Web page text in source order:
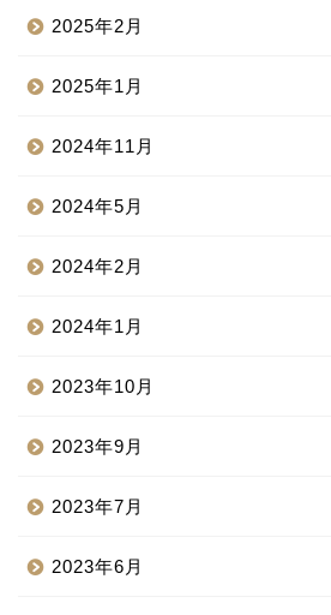
2025年2月
2025年1月
2024年11月
2024年5月
2024年2月
2024年1月
2023年10月
2023年9月
2023年7月
2023年6月